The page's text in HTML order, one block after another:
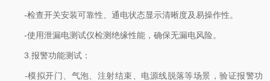
-检查开关安装可靠性、通电状态显示清晰度及易操作性。
-使用泄漏电测试仪检测绝缘性能，确保无漏电风险。
3.报警功能测试：
-模拟开门、气泡、注射结束、电源线脱落等场景，验证报警功